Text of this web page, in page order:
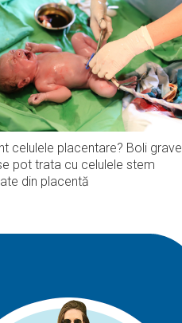
celulele placentare? Boli grave
pot trata cu celulele stem
din placentă